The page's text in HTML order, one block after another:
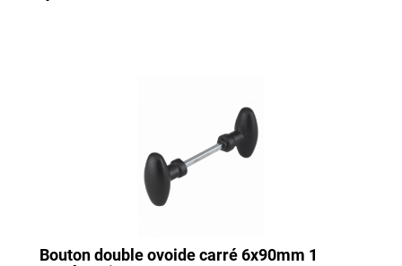
Bouton double ovoide carré 6x90mm 1